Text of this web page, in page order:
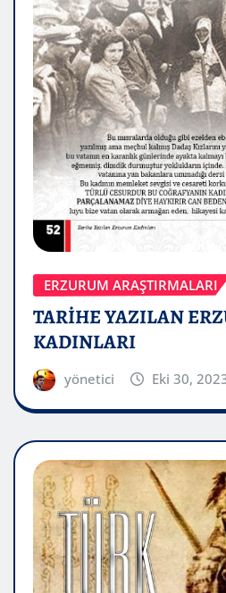
ERZURUM ARAŞTIRMALARI
TARİHE YAZILAN
KADINLARI
yönetici Eki 30,